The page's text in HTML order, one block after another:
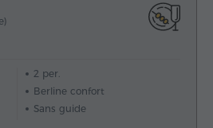
2per.
Berline confort
Sans guide